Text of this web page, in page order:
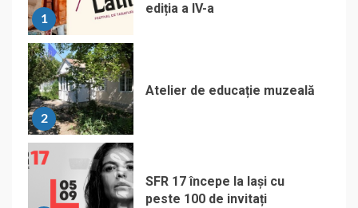
1
ediția a IV-a
2
Atelier de educație muzeală
SFR 17 începe la Iași cu
peste 100 de invitați